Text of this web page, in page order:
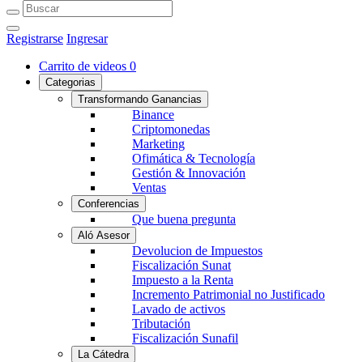
Registrarse Ingresar
Carrito de videos 0
Categorias
Transformando Ganancias
Binance
Criptomonedas
Marketing
Ofimática & Tecnología
Gestión & Innovación
Ventas
Conferencias
Que buena pregunta
Aló Asesor
Devolucion de Impuestos
Fiscalización Sunat
Impuesto a la Renta
Incremento Patrimonial no Justificado
Lavado de activos
Tributación
Fiscalización Sunafil
La Cátedra